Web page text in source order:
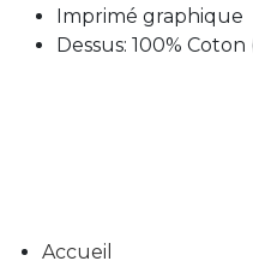
Imprimé graphique
Dessus: 100%
Accueil